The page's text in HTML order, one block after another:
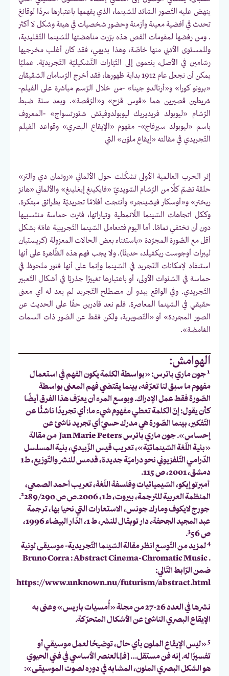
ينهض عليه التّصور السّائد للسّينما، الذي يفهمها باعتبارها سردًا لوقائعَ
تحدث في أفضية معينة وأزمنة وحضور شخصيات في هيئة وشكل لا أكثر
. ومن رفضها لمقومات القص هذه برّرت مناهضتها للسّينما التّقليدية،
وللمستوى الأدبي منها خاصّة، وهذا بديهي، فقد كان أغلب مخرجيها
رسّامين في الأصل، ينتمون إلى التّيّارات التّشكيليّة التّجريديّة. عمليًا
يمكن أن نجعل عام 1912 بداية ظهورها، فقد أخرج الرّسامان الشقيقان
«برونو كورا» و«أرنالدو جينا» -من خلال الرّسم مباشرة على الفيلم-
شريطين قصيرين هما «قوس قزح» و«الرّقصة». وبعد سنة ضبط
الرّسّام «ليوبولد فريديريك ليوبولدوفيتش شتورتسواج» -المعروف
باسم «ليوبولد سيرفاج»- مفهوم «الإيقاع البصري» وقواعد الفيلم
التّجريدي في مقالته «إيقاع ملوّن» التي
إثر الحرب العالمية الأولى تشكّلت حول الألماني «روتمان دي والتر»
حلقة تضمّ كلًا من الرّسّام السّويديّ «فايكينغ إيغلينغ» والألماني «هانز
ريختر» و«أوسكار فيشينجر» وأنتجت أفلامًا تجريديّة بطرائق مبتكرة.
وككل اتجاهات السّينما اللّانمطية وتياراتها، فترت حماسة منتسبيها
دون أن تختفي تمامًا. أما اليوم فتتعامل السّينما التّجريبية عامّة بشكل
أقل مع الصّورة المجرّدة «باستثناء بعض الحالات المعزولة (كريستيان
ليبرات أوجوست ريكفيلد، حديثًا). ولا يجب فهم هذه الظّاهرة على أنها
استنفاد لإمكانات التّجريد في السّينما وإنما على أنها فتور ملحوظ في
حماسة في السّنوات الأولى، أو باعتبارها تغييرًا جذريًا في أشكال التّعبير
التّجريدي. وفي الواقع يبدو أن مصطلح التّجريد لم يعد له أي معنى
حقيقي في السّينما المعاصرة. فلم نعد قادرين حقًا على الحديث عن
الصور المجردة» أو «التّصويرية، ولكن فقط عن الصّور ذات السمات
الغامضة».
الهوامش:
1جون ماري باترس: «بواسطة الكلمة يكون الفهم في استعمال
مفهوم ما سبق لنا تعرّفه، بينما يقتضي فهم المعنى بواسطة
الصّورة فقط عمل الإدراك. وبوسع المرء أن يعرّف هذا الفرق أيضًا
كأن يقول: إنّ الكلمة تعطي مفهوم شيء ما: أي تجريدًا ناشئًا عن
التّفكير، بينما الصّورة هي مدرك حسيّ أي تجريد ناشئ عن
إحساس». جون ماري باترس Jan Marie Peters من مقالة
«بنية اللّغة السّينمائيّة»، تعريب قيس الزّبيدي، بنية المسلسل
الدّرامي التّلفزيوني نحو دراميّة جديدة، قدمس للنشر والتّوزيع، ط1
دمشق، 2001، ص 115.
أمبرتو إيكو، السّيميائيات وفلسفة اللّغة، تعريب أحمد الصمعي،
المنظمة العربية للترجمة، بيروت، ط1، 2006.ص ص
2289/290.
جورج لايكوف ومارك جونس، الاستعارات التي نحيا بها، ترجمة
عبد المجيد الجحفة، دار توبقال للنشر، ط 1، الدّار البيضاء 1996،
ص
356.
4لمزيد من التّوسع انظر مقالة السّينما التّجريدية- موسيقى لونية
. Bruno Corra : Abstract Cinema-Chromatic Music
ضمن الرّابط التّالي:
https://www.unknown.nu/futurism/abstract.html
نشرها في العدد 26-27 من مجلة «أُمسيات باريس» وعنى به
الإيقاع البصري الناشئ عن الأشكال المتحرّكة.
5«ليس الإيقاع الملون بأي حال، توضيحًا لعمل موسيقي أو
تفسيرًا له. إنه فن مستقل… [فـ]ـالعنصر الأساسي في فني الحيوي
هو الشكل البصري الملون، المشابه في دوره لصوت الموسيقى»: